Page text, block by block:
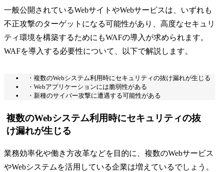
一般公開されているWebサイトやWebサービスは、いずれも
不正攻撃のターゲットになる可能性があり、高度なセキュリ
ティ環境を構築するためにもWAFの導入が求められます。
WAFを導入する必要性について、以下で解説します。
・複数のWebシステム利用時にセキュリティの抜け漏れが生じる
・Webアプリケーションには脆弱性がある
・新種のサイバー攻撃に遭遇する可能性がある
複数のWebシステム利用時にセキュリティの抜
け漏れが生じる
業務効率化や働き方改革などを目的に、複数のWebサービス
やWebシステムを活用している企業は増えているでしょう。